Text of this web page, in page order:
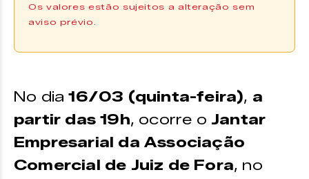
Os valores estão sujeitos a alteração sem
aviso prévio.
No dia16/03 (quinta-feira), a
partir das 19h, ocorre o Jantar
Empresarial da Associação
Comercial de Juiz de Fora, no